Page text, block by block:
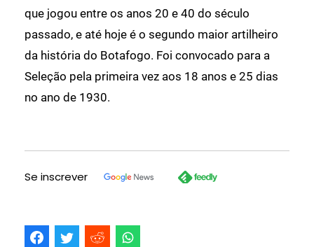
que jogou entre os anos 20 e 40 do século
passado, e até hoje é o segundo maior artilheiro
da história do Botafogo. Foi convocado para a
Seleção pela primeira vez aos 18 anos e 25 dias
no ano de 1930.
Se inscrever